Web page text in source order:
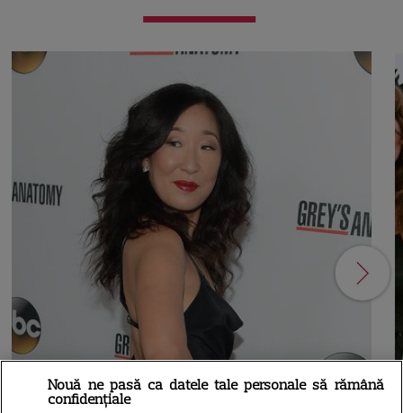
Nouă ne pasă ca datele tale personale să rămână
confidențiale